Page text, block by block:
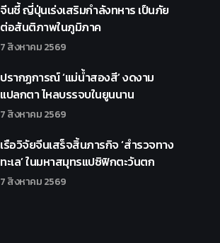
จีนชี้ ญี่ปุ่นเร่งเสริมกำลังทหาร เป็นภัย
ต่อสันติภาพในภูมิภาค
7 สิงหาคม 2569
ปรากฏการณ์ ‘แม่น้ำสองสี’ งดงาม
แปลกตา ไหลบรรจบในยูนนาน
7 สิงหาคม 2569
เรือวิจัยจีนเสร็จสิ้นภารกิจ ‘สำรวจทาง
ทะเล’ ในมหาสมุทรแปซิฟิกตะวันตก
7 สิงหาคม 2569